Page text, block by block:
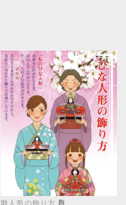
雛人形の飾り方